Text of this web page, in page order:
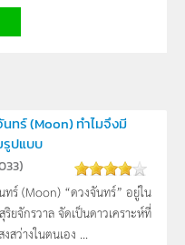
ครู, นักเรียน
ทร์ (Moon) ทำไมจึงมี
รูปแบบ
)
ทร์ (Moon) “ดวงจันทร์” อยู่ใน
ริยจักรวาล จัดเป็นดาวเคราะห์ที่
สว่างในตนเอง ...